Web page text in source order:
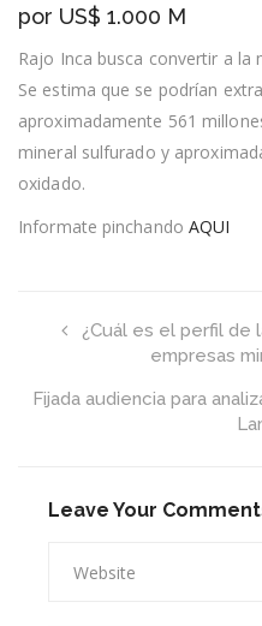
por US$ 1.000 M
Rajo Inca busca convertir a la
Se estima que se podrían
aproximadamente 561
mineral sulfurado y
oxidado.
Informate pinchando AQUI
¿Cuál es el perfil de
empresas
Fijada audiencia para
Leave Your